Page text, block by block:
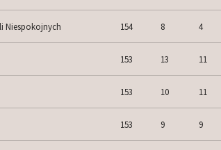
Niespokojnych 154 8 4
153 13 11
153 10 11
153 9 9